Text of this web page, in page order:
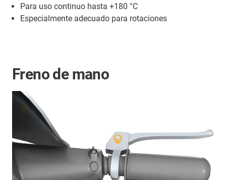
Para uso continuo hasta +180 °C
Especialmente adecuado para rotaciones
Freno de mano